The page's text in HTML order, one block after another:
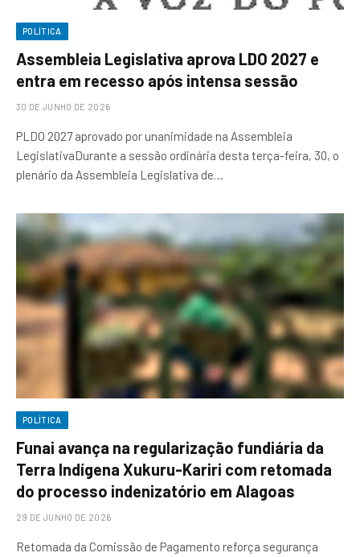
POLÍTICA
Assembleia Legislativa aprova LDO 2027 e
entra em recesso após intensa sessão
30 DE JUNHO DE 2026
PLDO 2027 aprovado por unanimidade na Assembleia
LegislativaDurante a sessão ordinária desta terça-feira, 30, o
plenário da Assembleia Legislativa de…
POLÍTICA
Funai avança na regularização fundiária da
Terra Indígena Xukuru-Kariri com retomada
do processo indenizatório em Alagoas
29 DE JUNHO DE 2026
Retomada da Comissão de Pagamento reforça segurança